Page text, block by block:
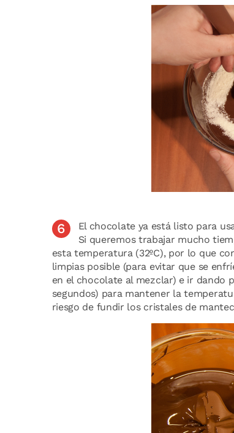
El chocolate ya está listo para
Si queremos trabajar mucho
esta temperatura (32ºC), por lo que
limpias posible (para evitar que se
en el chocolate al mezclar) e ir dando
segundos) para mantener la
riesgo de fundir los cristales de